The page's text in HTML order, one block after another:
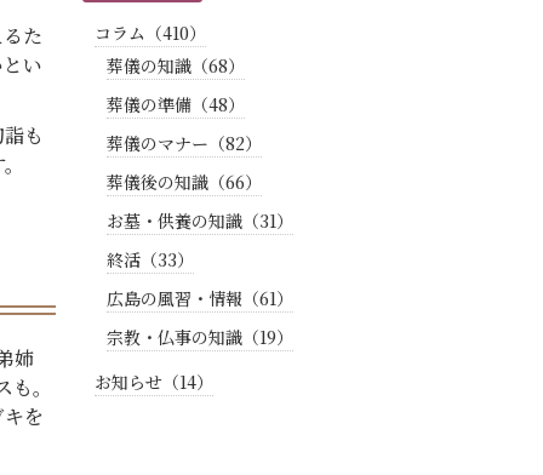
た
い
も
姉
。
を
コラム（410）
葬儀の知識（68）
葬儀の準備（48）
葬儀のマナー（82）
葬儀後の知識（66）
お墓・供養の知識（31）
終活（33）
広島の風習・情報（61）
宗教・仏事の知識（19）
お知らせ（14）